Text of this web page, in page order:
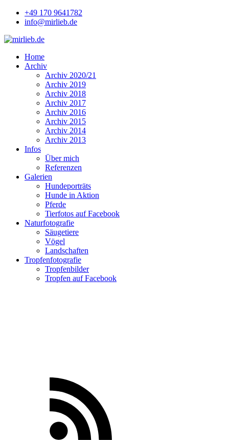
+49 170 9641782
info@mirlieb.de
Home
Archiv
Archiv 2020/21
Archiv 2019
Archiv 2018
Archiv 2017
Archiv 2016
Archiv 2015
Archiv 2014
Archiv 2013
Infos
Über mich
Referenzen
Galerien
Hundeporträts
Hunde in Aktion
Pferde
Tierfotos auf Facebook
Naturfotografie
Säugetiere
Vögel
Landschaften
Tropfenfotografie
Tropfenbilder
Tropfen auf Facebook